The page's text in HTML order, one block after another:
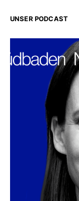
UNSER PODCAST